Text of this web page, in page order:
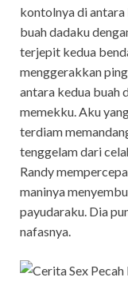
kontolnya di antara
buah dadaku
terjepit kedua
menggerakkan
antara kedua buah
memekku. Aku
terdiam
tenggelam dari
Randy
maninya
payudaraku. Dia
nafasnya.